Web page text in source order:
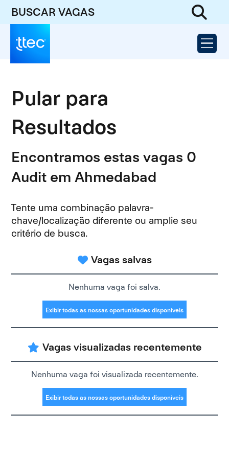
BUSCAR VAGAS
Pular para
Resultados
Encontramos estas vagas 0
Audit em Ahmedabad
Tente uma combinação palavra-
chave/localização diferente ou amplie seu
critério de busca.
Vagas salvas
Nenhuma vaga foi salva.
Exibir todas as nossas oportunidades disponíveis
Vagas visualizadas recentemente
Nenhuma vaga foi visualizada recentemente.
Exibir todas as nossas oportunidades disponíveis